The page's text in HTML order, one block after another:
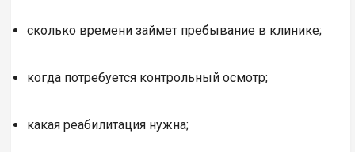
сколько времени займет пребывание в клинике;
когда потребуется контрольный осмотр;
какая реабилитация нужна;